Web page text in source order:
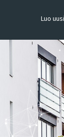
Luo